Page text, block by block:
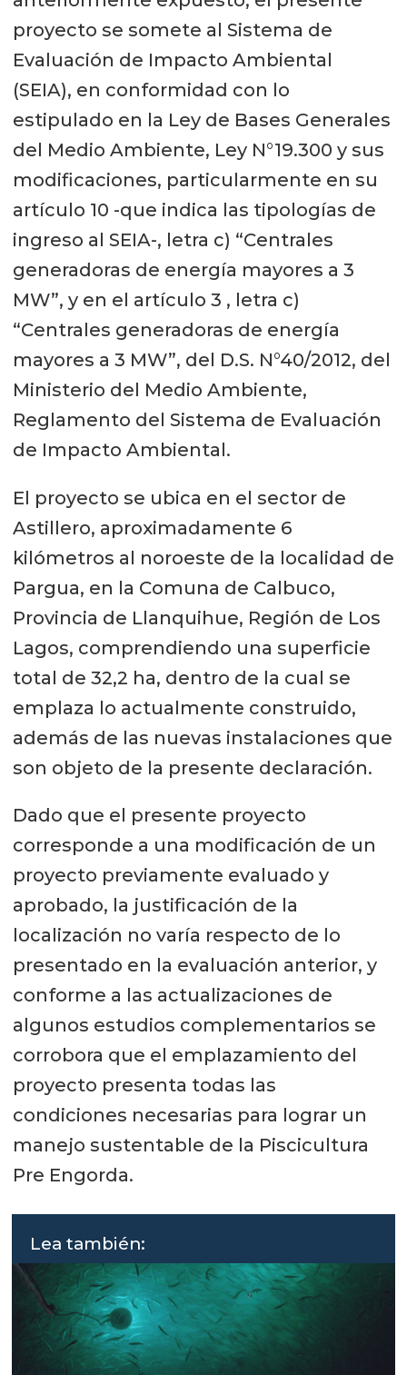
proyecto se somete al Sistema de
Evaluación de Impacto Ambiental
(SEIA), en conformidad con lo
estipulado en la Ley de Bases Generales
del Medio Ambiente, Ley N°19.300 y sus
modificaciones, particularmente en su
artículo 10 -que indica las tipologías de
ingreso al SEIA-, letra c) “Centrales
generadoras de energía mayores a 3
MW”, y en el artículo 3 , letra c)
“Centrales generadoras de energía
mayores a 3 MW”, del D.S. N°40/2012, del
Ministerio del Medio Ambiente,
Reglamento del Sistema de Evaluación
de Impacto Ambiental.
El proyecto se ubica en el sector de
Astillero, aproximadamente 6
kilómetros al noroeste de la localidad de
Pargua, en la Comuna de Calbuco,
Provincia de Llanquihue, Región de Los
Lagos, comprendiendo una superficie
total de 32,2 ha, dentro de la cual se
emplaza lo actualmente construido,
además de las nuevas instalaciones que
son objeto de la presente declaración.
Dado que el presente proyecto
corresponde a una modificación de un
proyecto previamente evaluado y
aprobado, la justificación de la
localización no varía respecto de lo
presentado en la evaluación anterior, y
conforme a las actualizaciones de
algunos estudios complementarios se
corrobora que el emplazamiento del
proyecto presenta todas las
condiciones necesarias para lograr un
manejo sustentable de la Piscicultura
Pre Engorda.
Lea también: